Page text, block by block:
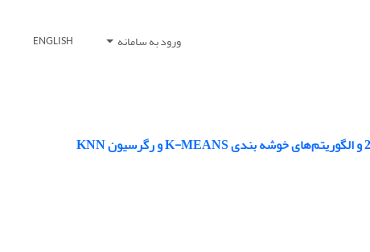
ورود به سامانه ENGLISH